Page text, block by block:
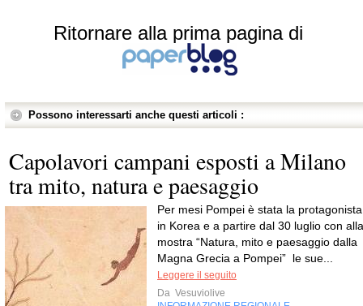
Ritornare alla prima pagina di
Possono interessarti anche questi articoli :
Capolavori campani esposti a Milano
tra mito, natura e paesaggio
Per mesi Pompei è stata la protagonista
in Korea e a partire dal 30 luglio con alla
mostra “Natura, mito e paesaggio dalla
Magna Grecia a Pompei” le sue...
Leggere il seguito
Da Vesuviolive